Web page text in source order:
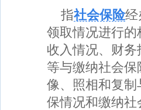
指社会保险经
领取情况进行
收入情况、财
等与缴纳社会
像、照相和复
保情况和缴纳